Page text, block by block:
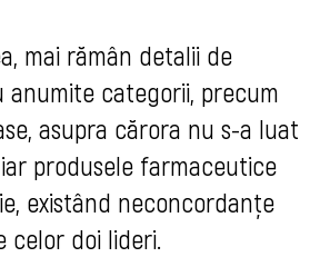
mai rămân detalii de
categorii, precum
asupra cărora nu s-a luat
produsele farmaceutice
existând neconcordanțe
celor doi lideri.